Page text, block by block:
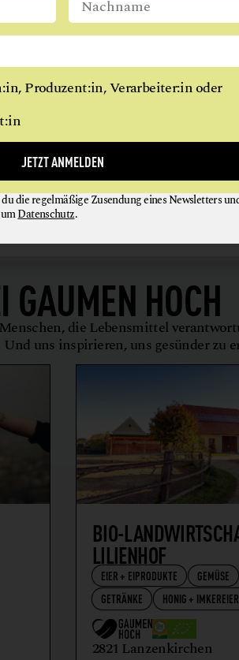
cm
GAUMEN HOCH
die Lebensmittel
uns inspirieren, uns gesünder zu
BIO-
LILIENHOF
EIER + EIPRODUKTE
GEMÜSE
GETRÄNKE
HONIG +
2821 Lanzenkirchen
Produzent:in, Verarbeiter:in oder
JETZT ANMELDEN
die regelmäßige Zusendung eines Newsletters
Datenschutz.